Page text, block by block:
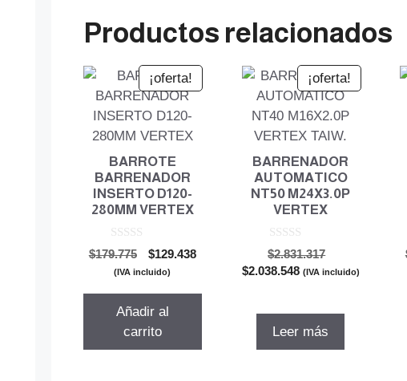
Productos relacionados
¡oferta!
BARROTE
BARRENADOR
INSERTO D120-
280MM VERTEX
0
d
e
$179.775
El
precio
era:
$129.438El
(IVA incluido)
Añadir al
carrito
¡oferta!
BARRENADOR
AUTOMATICO
NT50 M24X3.0P
VERTEX
0
d
e
$2.831.317
precio
$2.038.548El
$2.038.548.
(IVA incluido)
Leer más